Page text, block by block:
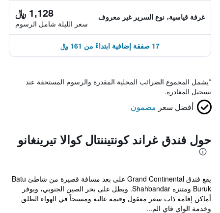
غرفة قياسية، نوع السرير غير معروف 1,128 ﷼
سعر الليلة شامل الرسوم
17 صفقة إضافية ابتداءً من 161 ﷼
*يشمل المجموع الضرائب المحلية المقدرة والرسوم المستحقة عند
تسجيل المغادرة.
أفضل سعر مضمون
حول فندق غراند كونتيننتال كوالا تيرينغانو
يقع فندق Grand Continental على بعد مسافة قصيرة من شاطئ Batu
Buruk ومتنزه Shahbandar. ويطل على بحر الصين الجنوبي، ويوفر
أماكن إقامة ذات سعر معقول وقيمة عالية ومسبحاً في الهواء الطلق
وخدمة الواي فاي الم...